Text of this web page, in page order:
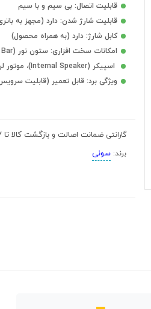
قابلیت اتصال: بی سیم و با سیم
قابلیت شارژ شدن: دارد (مجهز به
کابل شارژ: دارد (به همراه محصول)
امکانات سخت افزاری: ستون نور (Light Bar)
اسپیکر (Internal Speaker)، موتور لرزاننده (Rumble Motor)
ویژگی برد: قابل تعمیر (قابلیت
گارانتی ضمانت اصالت و بازگشت کالا تا 7 روز
برند:سونی